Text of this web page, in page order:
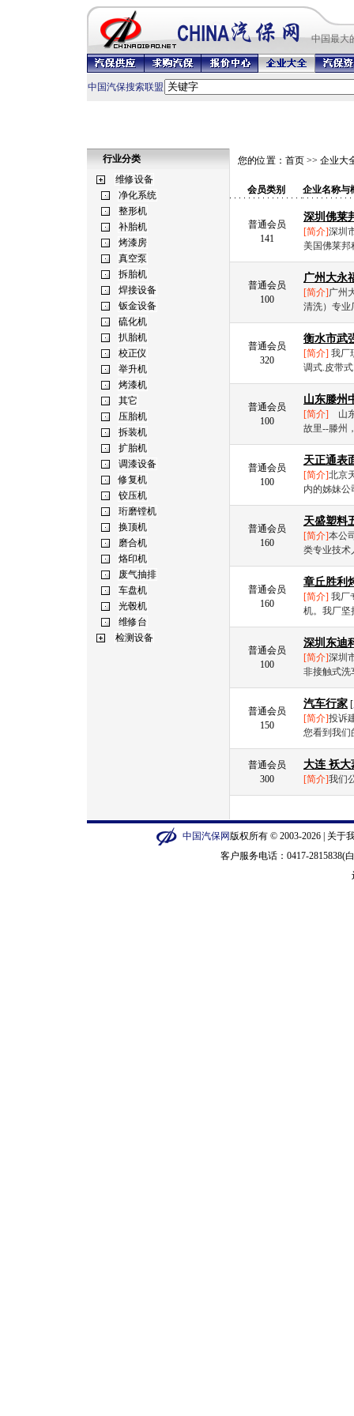
中国最大
中国汽保搜索联盟
行业分类 您的位置： 首页 >> 企业大
会员类别 企业名称与
普通会员
141
深圳佛莱
[简介]深圳
美国佛莱邦
普通会员
100
广州大永
[简介]广州
清洗）专业
普通会员
320
衡水市武
[简介] 我厂
调式.皮带
普通会员
100
山东滕州
[简介] 山
故里--滕州
普通会员
100
天正通表
[简介]北京
内的姊妹公
普通会员
160
天盛塑料
[简介]本公
类专业技术
普通会员
160
章丘胜利
[简介] 我厂
机。我厂坚
普通会员
100
深圳东迪
[简介]深圳
非接触式洗
普通会员
150
汽车行家 [
[简介]投诉
您看到我
普通会员
300
大连 袄大
[简介]我们
中国汽保网版权所有 © 2003-2026 | 关于
客户服务电话：0417-